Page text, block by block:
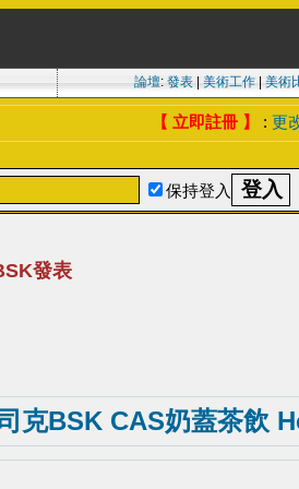
論壇: 發表| 美術工作| 美術
【 立即註冊 】 : 更
保持登入
發表
克BSK CAS奶蓋茶飲